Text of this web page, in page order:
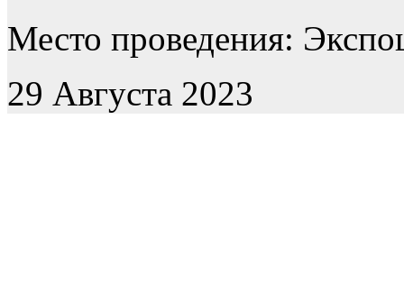
Место проведения:
29 Августа 2023